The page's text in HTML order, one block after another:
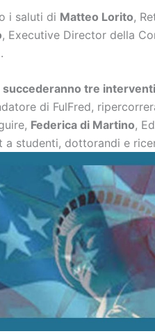
i saluti di Matteo Lorito,
, Executive Director della
succederanno tre
di FulFred,
Federica di Martino,
a studenti, dottorandi e